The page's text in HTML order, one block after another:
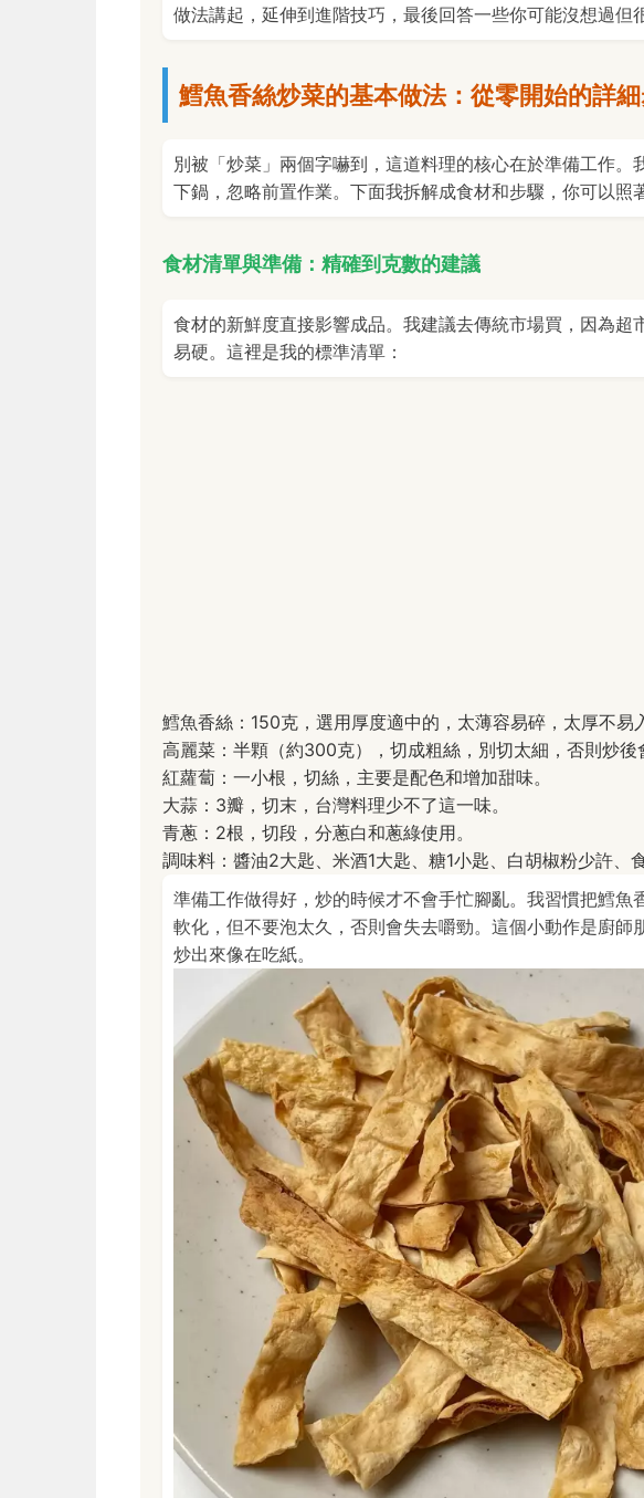
做法講起，延伸到進階技巧，最後回答一些你可能沒想過但
鱈魚香絲炒菜的基本做法：從零開始的詳
別被「炒菜」兩個字嚇到，這道料理的核心在於準備工作。
下鍋，忽略前置作業。下面我拆解成食材和步驟，你可以照
食材清單與準備：精確到克數的建議
食材的新鮮度直接影響成品。我建議去傳統市場買，因為超
易硬。這裡是我的標準清單：
鱈魚香絲：150克，選用厚度適中的，太薄容易碎，太厚不易
高麗菜：半顆（約300克），切成粗絲，別切太細，否則炒後
紅蘿蔔：一小根，切絲，主要是配色和增加甜味。
大蒜：3瓣，切末，台灣料理少不了這一味。
青蔥：2根，切段，分蔥白和蔥綠使用。
調味料：醬油2大匙、米酒1大匙、糖1小匙、白胡椒粉少許、
準備工作做得好，炒的時候才不會手忙腳亂。我習慣把鱈魚
軟化，但不要泡太久，否則會失去嚼勁。這個小動作是廚師
炒出來像在吃紙。